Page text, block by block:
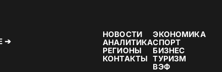
➔
НОВОСТИ
АНАЛИТИКА
РЕГИОНЫ
КОНТАКТЫ
ЭКОНОМИКА
СПОРТ
БИЗНЕС
ТУРИЗМ
ВЭФ